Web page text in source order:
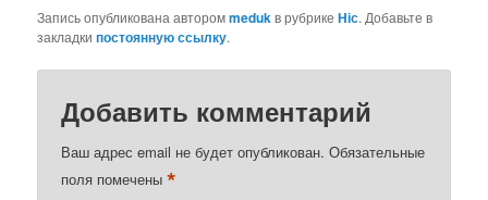
Запись опубликована авторомmedukв рубрикеНіс. Добавьте в
закладкипостоянную ссылку.
Добавить комментарий
Ваш адрес email не будет опубликован. Обязательные
поля помечены*